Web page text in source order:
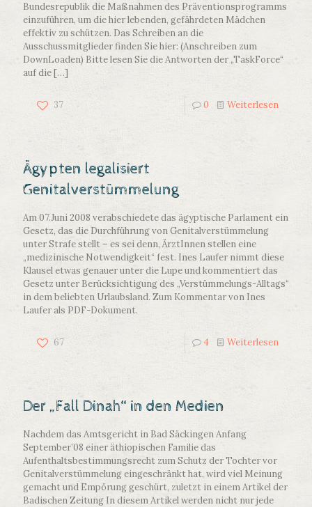
Bundesrepublik die Maßnahmen des Präventionsprogramms
einzuführen, um die hier lebenden, gefährdeten Mädchen
effektiv zu schützen. Das Schreiben an die
Ausschussmitglieder finden Sie hier: (Anschreiben zum
DownLoaden) Bitte lesen Sie die Antworten der „TaskForce“
auf die[…]
37 0 Weiterlesen
Ägypten legalisiert
Genitalverstümmelung
Am 07.Juni 2008 verabschiedete das ägyptische Parlament ein
Gesetz, das die Durchführung von Genitalverstümmelung
unter Strafe stellt – es sei denn, ÄrztInnen stellen eine
„medizinische Notwendigkeit“ fest. Ines Laufer nimmt diese
Klausel etwas genauer unter die Lupe und kommentiert das
Gesetz unter Berücksichtigung des „Verstümmelungs-Alltags“
in dem beliebten Urlaubsland. Zum Kommentar von Ines
Laufer als PDF-Dokument.
67 4 Weiterlesen
Der „Fall Dinah“ in den Medien
Nachdem das Amtsgericht in Bad Säckingen Anfang
September’08 einer äthiopischen Familie das
Aufenthaltsbestimmungsrecht zum Schutz der Tochter vor
Genitalverstümmelung eingeschränkt hat, wird viel Meinung
gemacht und Empörung geschürt, zuletzt in einem Artikel der
Badischen Zeitung In diesem Artikel werden nicht nur jede